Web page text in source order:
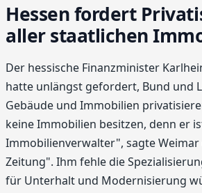
Hessen fordert
aller staatlichen
Der hessische Finanzminister
hatte unlängst gefordert, Bund und
Gebäude und Immobilien
keine Immobilien besitzen, denn er
Immobilienverwalter", sagte
Zeitung". Ihm fehle die
für Unterhalt und Modernisierung